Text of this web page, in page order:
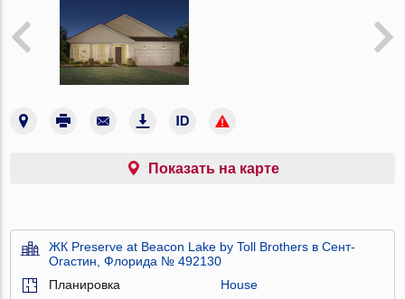
Показать на карте
ЖК Preserve at Beacon Lake by Toll Brothers в Сент-
Огастин, Флорида № 492130
Планировка
House